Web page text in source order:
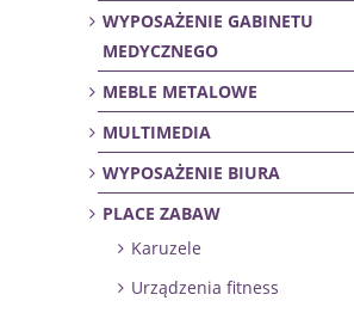
WYPOSAŻENIE GABINETU
MEDYCZNEGO
MEBLE METALOWE
MULTIMEDIA
WYPOSAŻENIE BIURA
PLACE ZABAW
Karuzele
Urządzenia fitness